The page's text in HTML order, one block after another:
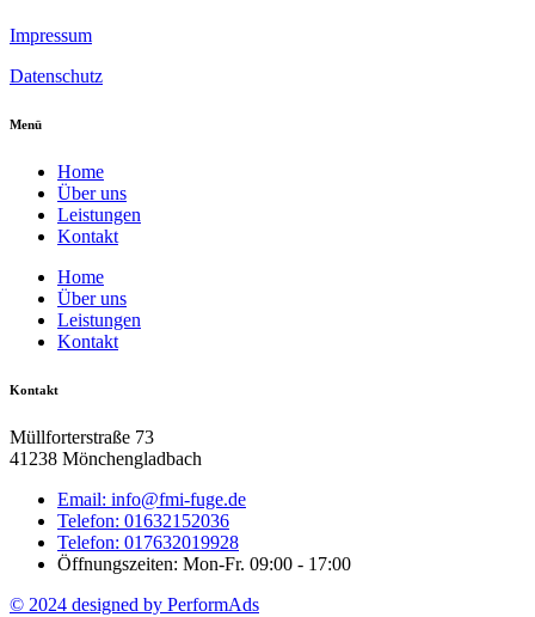
Impressum
Datenschutz
Menü
Home
Über uns
Leistungen
Kontakt
Home
Über uns
Leistungen
Kontakt
Kontakt
Müllforterstraße 73
41238 Mönchengladbach
Email: info@fmi-fuge.de
Telefon: 01632152036
Telefon: 017632019928
Öffnungszeiten: Mon-Fr. 09:00 - 17:00
© 2024 designed by PerformAds